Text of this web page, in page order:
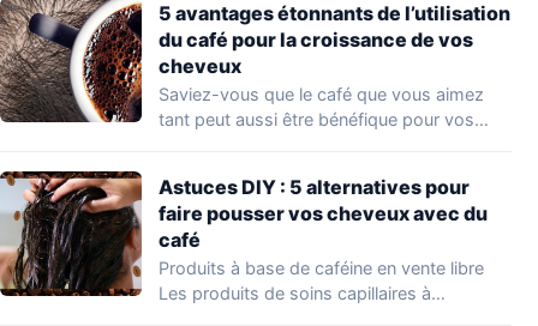
5 avantages étonnants de l’utilisation
du café pour la croissance de vos
cheveux
Saviez-vous que le café que vous aimez
tant peut aussi être bénéfique pour vos…
Astuces DIY : 5 alternatives pour
faire pousser vos cheveux avec du
café
Produits à base de caféine en vente libre
Les produits de soins capillaires à…